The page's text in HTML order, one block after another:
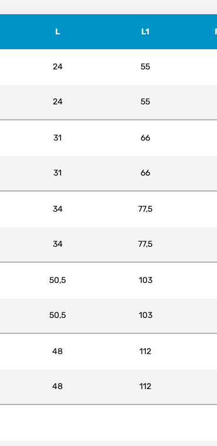
L L1
24 55
24 55
31 66
31 66
34 77,5
34 77,5
50,5 103
50,5 103
48 112
48 112